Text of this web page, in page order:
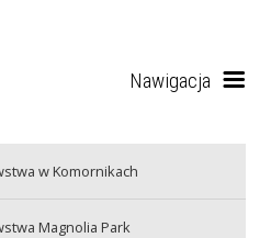
Nawigacja
w Komornikach
Magnolia Park